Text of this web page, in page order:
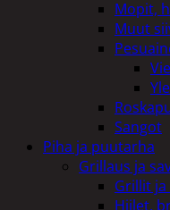
Mopit,
Muut
Sangot
Piha ja puutarha
Grillaus ja
Grillit
Hiilet,